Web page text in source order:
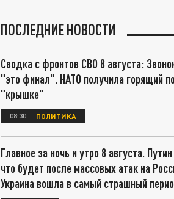
ПОСЛЕДНИЕ НОВОСТИ
Сводка с фронтов СВО 8 августа:
"это финал". НАТО получила горящий
"крышке"
08:30 ПОЛИТИКА
Главное за ночь и утро 8 августа.
что будет после массовых атак на
Украина вошла в самый страшный